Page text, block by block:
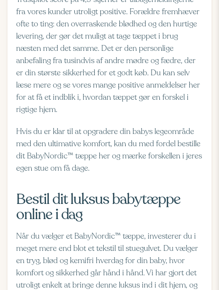
fra vores kunder utroligt positive. Forældre fremhæver
ofte to ting: den overraskende blødhed og den hurtige
levering, der gør det muligt at tage tæppet i brug
næsten med det samme. Det er den personlige
anbefaling fra tusindvis af andre mødre og fædre, der
er din største sikkerhed for et godt køb. Du kan selv
læse mere og se vores mange positive anmeldelser her
for at få et indblik i, hvordan tæppet gør en forskel i
rigtige hjem.
Hvis du er klar til at opgradere din babys legeområde
med den ultimative komfort, kan du med fordel bestille
dit BabyNordic™ tæppe her og mærke forskellen i jeres
egen stue om få dage.
Bestil dit luksus babytæppe
online i dag
Når du vælger et BabyNordic™ tæppe, investerer du i
meget mere end blot et tekstil til stuegulvet. Du vælger
en tryg, blød og kemifri hverdag for din baby, hvor
komfort og sikkerhed går hånd i hånd. Vi har gjort det
utroligt enkelt at bringe denne luksus ind i dit hjem, og